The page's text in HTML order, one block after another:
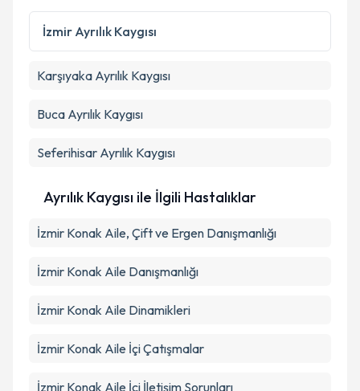
Kişisel verilerimin işlenmesine ilişkinAydınlatma
Metni 'ni okudum ve kişisel verilerimin belirtilen
kapsamda işlenmesini kabul ediyorum.
İzmir Ayrılık Kaygısı
Karşıyaka Ayrılık Kaygısı
Buca Ayrılık Kaygısı
Seferihisar Ayrılık Kaygısı
Ayrılık Kaygısı ile İlgili Hastalıklar
İzmir Konak Aile, Çift ve Ergen Danışmanlığı
İzmir Konak Aile Danışmanlığı
İzmir Konak Aile Dinamikleri
İzmir Konak Aile İçi Çatışmalar
İzmir Konak Aile İçi İletişim Sorunları